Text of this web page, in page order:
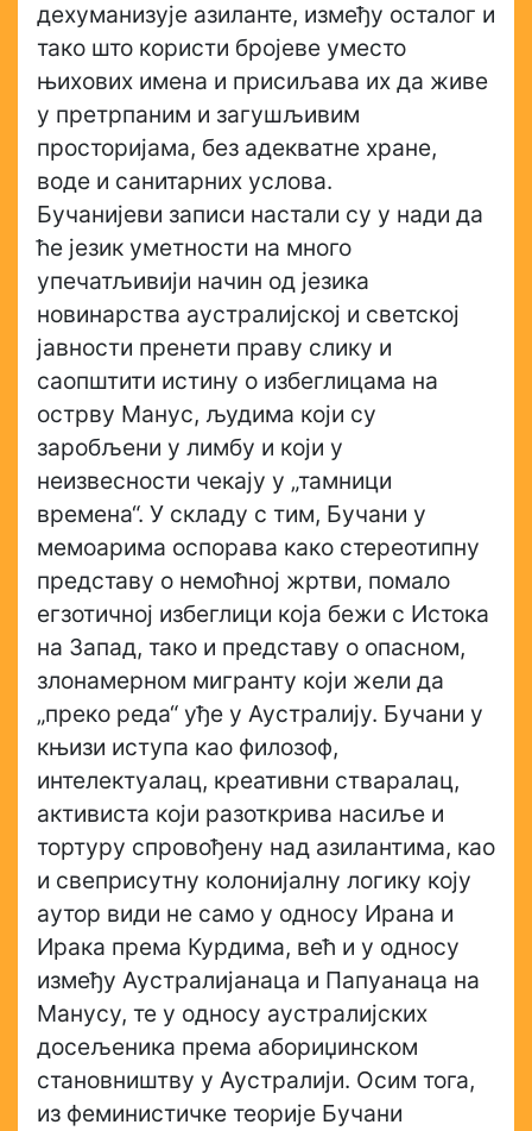
дехуманизује азиланте, између осталог и
тако што користи бројеве уместо
њихових имена и присиљава их да живе
у претрпаним и загушљивим
просторијама, без адекватне хране,
воде и санитарних услова.
Бучанијеви записи настали су у нади да
ће језик уметности на много
упечатљивији начин од језика
новинарства аустралијској и светској
јавности пренети праву слику и
саопштити истину о избеглицама на
острву Манус, људима који су
заробљени у лимбу и који у
неизвесности чекају у „тамници
времена“. У складу с тим, Бучани у
мемоарима оспорава како стереотипну
представу о немоћној жртви, помало
егзотичној избеглици која бежи с Истока
на Запад, тако и представу о опасном,
злонамерном мигранту који жели да
„преко реда“ уђе у Аустралију. Бучани у
књизи иступа као филозоф,
интелектуалац, креативни стваралац,
активиста који разоткрива насиље и
тортуру спровођену над азилантима, као
и свеприсутну колонијалну логику коју
аутор види не само у односу Ирана и
Ирака према Курдима, већ и у односу
између Аустралијанаца и Папуанаца на
Манусу, те у односу аустралијских
досељеника према абориџинском
становништву у Аустралији. Осим тога,
из феминистичке теорије Бучани